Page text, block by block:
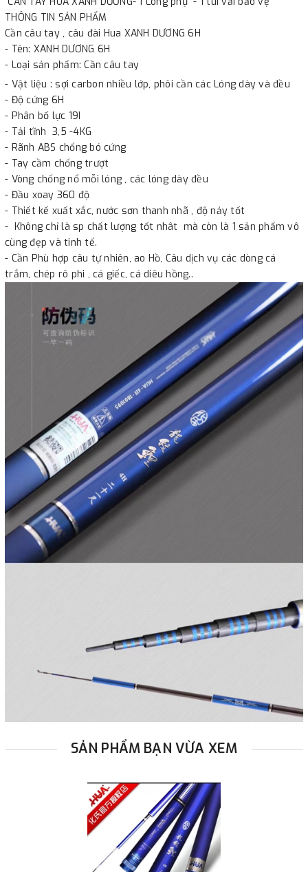
THÔNG TIN SẢN PHẨM
Cần câu tay , câu đài Hua XANH DƯƠNG 6H
- Tên: XANH DƯƠNG 6H
- Loại sản phẩm: Cần câu tay
- Vật liệu : sợi carbon nhiều lớp, phôi cần các Lóng dày và đều
- Độ cứng 6H
- Phân bố lực 19I
- Tải tĩnh 3,5 -4KG
- Rãnh ABS chống bó cứng
- Tay cầm chống trượt
- Vòng chống nổ mỗi lóng , các lóng dày đều
- Đầu xoay 360 độ
- Thiết kế xuất xắc, nước sơn thanh nhã , độ nảy tốt
- Không chỉ là sp chất lượng tốt nhât mà còn là 1 sản phẩm vô
cùng đẹp và tinh tế.
- Cần Phù hợp câu tự nhiên, ao Hồ, Câu dịch vụ các dòng cá
trắm, chép rô phi , cá giếc, cá diêu hồng..
SẢN PHẨM BẠN VỪA XEM